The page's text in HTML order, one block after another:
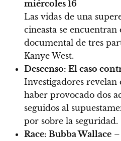
miércoles 16
Las vidas de una
cineasta se
documental de tres
Kanye West.
Descenso: El caso
Investigadores
haber provocado dos
seguidos al
por sobre la seguridad.
Race: Bubba Wallace –